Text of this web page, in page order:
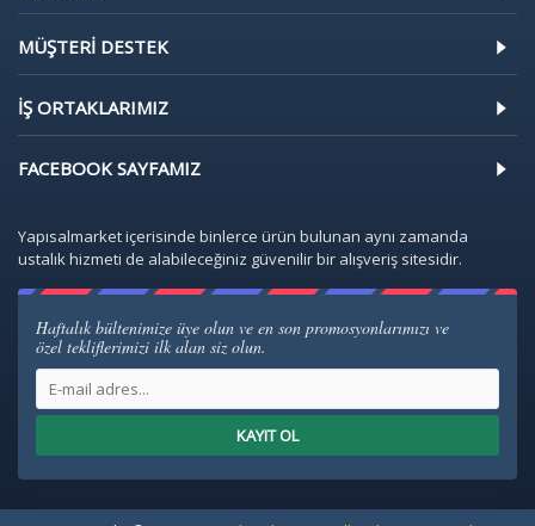
MÜŞTERI DESTEK
İŞ ORTAKLARIMIZ
FACEBOOK SAYFAMIZ
Yapısalmarket içerisinde binlerce ürün bulunan aynı zamanda
ustalık hizmeti de alabileceğiniz güvenilir bir alışveriş sitesidir.
Haftalık bültenimize üye olun ve en son promosyonlarımızı ve
özel tekliflerimizi ilk alan siz olun.
KAYIT OL